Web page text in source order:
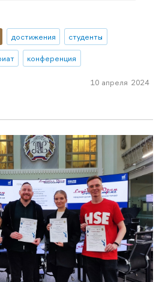
достижения
студенты
конференция
10 апреля 2024